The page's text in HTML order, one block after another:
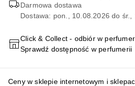
Darmowa dostawa
Dostawa: pon., 10.08.2026 do śr.,
DODAJ DO
Click & Collect - odbiór w
Sprawdź dostępność w perfumerii
Ceny w sklepie internetowym i